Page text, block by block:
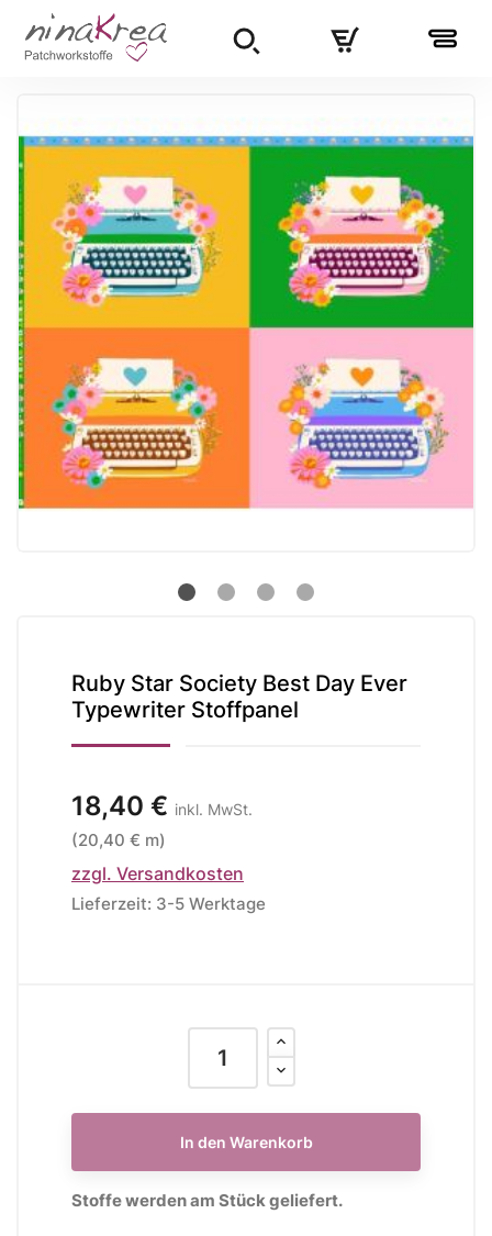
Ruby Star Society Best Day Ever
Typewriter Stoffpanel
18,40 € inkl. MwSt.
(20,40 € m)
zzgl. Versandkosten
Lieferzeit: 3-5 Werktage
In den Warenkorb
Stoffe werden am Stück geliefert.